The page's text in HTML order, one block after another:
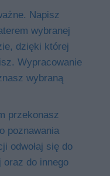
Napisz
wybranej
dzięki której
Wypracowanie
wybraną
przekonasz
poznawania
odwołaj się do
oraz do innego